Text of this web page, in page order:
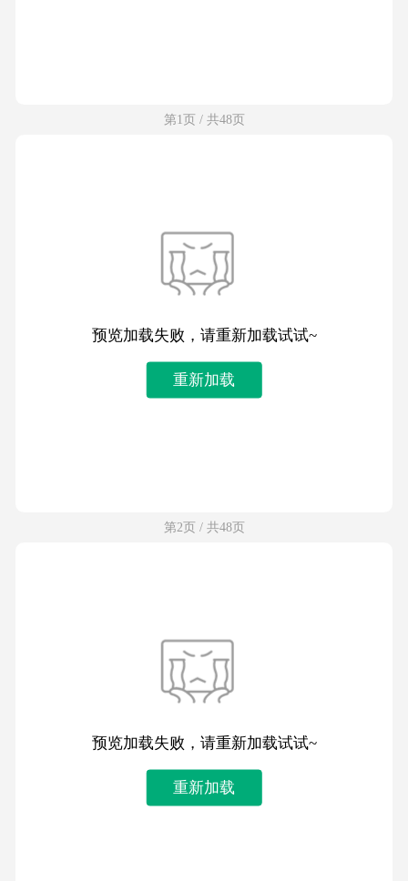
第1页 / 共48页
预览加载失败，请重新加载试试~
重新加载
第2页 / 共48页
预览加载失败，请重新加载试试~
重新加载